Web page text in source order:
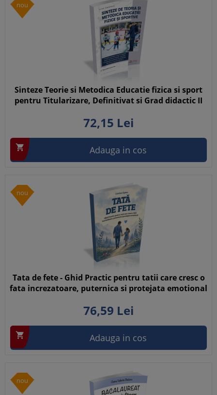
nou
Sinteze Teorie si Metodica Educatie fizica si sport
pentru Titularizare, Definitivat si Grad didactic II
72,15 Lei
 Adauga in cos
nou
Tata de fete - Ghid Practic pentru tatii care cresc o
fata increzatoare, puternica si protejata emotional
76,59 Lei
 Adauga in cos
nou